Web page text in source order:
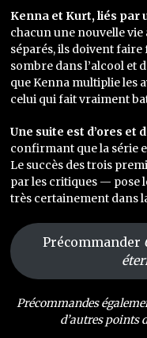
Kenna et Kurt, liés par
chacun une nouvelle
séparés, ils doivent
sombre dans l’alcool et
que Kenna multiplie les
celui qui fait vraiment
Une suite est d’ores et
confirmant que la série
Le succès des trois
par les critiques — pose
très certainement dans
Précommander
Précommandes
d’autres points